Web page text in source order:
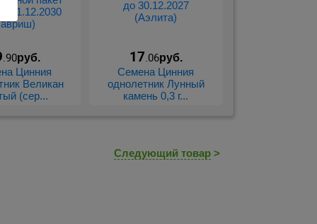
.90руб.
Цинния
Великан
(сер...
17.06руб.
Семена Цинния
однолетник Лунный
камень 0,3 г...
Следующий товар >